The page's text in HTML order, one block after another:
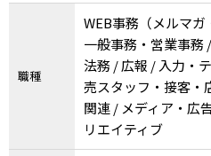
職種
WEB事務（メルマガ
一般事務・営業事務
法務 / 広報 / 入力・
売スタッフ・接客・
関連 / メディア・広
リエイティブ